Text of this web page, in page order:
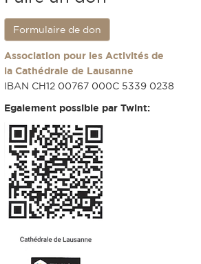
Formulaire de don
Association pour les Activités de
la Cathédrale de Lausanne
IBAN CH12 00767 000C 5339 0238
Egalement possible par Twint: